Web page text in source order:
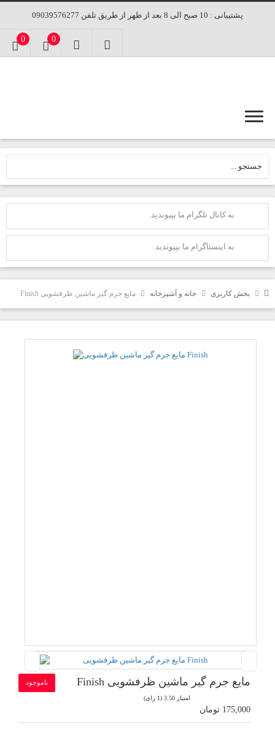
پشتیبانی : 10 صبح الی 8 بعد از ظهر از طریق تلفن 09039576277
0 0
به کانال تلگرام ما بپیوندید.
به اینستاگرام ما بپیوندید.
بخش کاربری خانه و آشپزخانه مایع جرم گیر ماشین ظرفشویی Finish
مایع جرم گیر ماشین ظرفشویی Finish ناموجود
امتیاز 3.50 (1 رای)
175,000 تومان